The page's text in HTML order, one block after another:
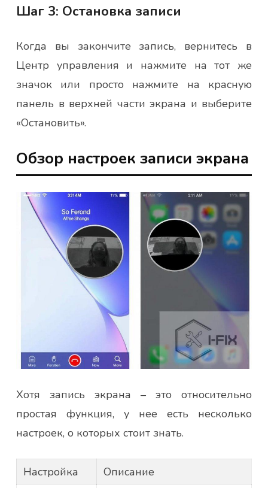
Шаг 3: Остановка записи
Когда вы закончите запись, вернитесь в
Центр управления и нажмите на тот же
значок или просто нажмите на красную
панель в верхней части экрана и выберите
«Остановить».
Обзор настроек записи экрана
Хотя запись экрана – это относительно
простая функция, у нее есть несколько
настроек, о которых стоит знать.
Настройка Описание